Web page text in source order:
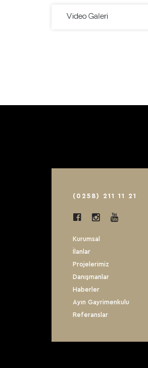
Video Galeri
(0258) 211 11 21
Kurumsal
İlanlar
Projelerimiz
Danışmanlar
Haberler
Ayın Gayrimenkulu
Referanslar